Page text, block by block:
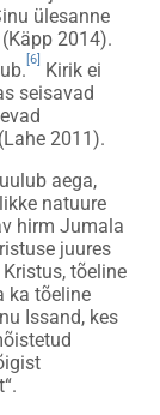
ülesanne
2014).
[6]
Kirik ei
seisavad
2011).
aega,
natuure
hirm Jumala
juures
tõeline
ka tõeline
Issand, kes